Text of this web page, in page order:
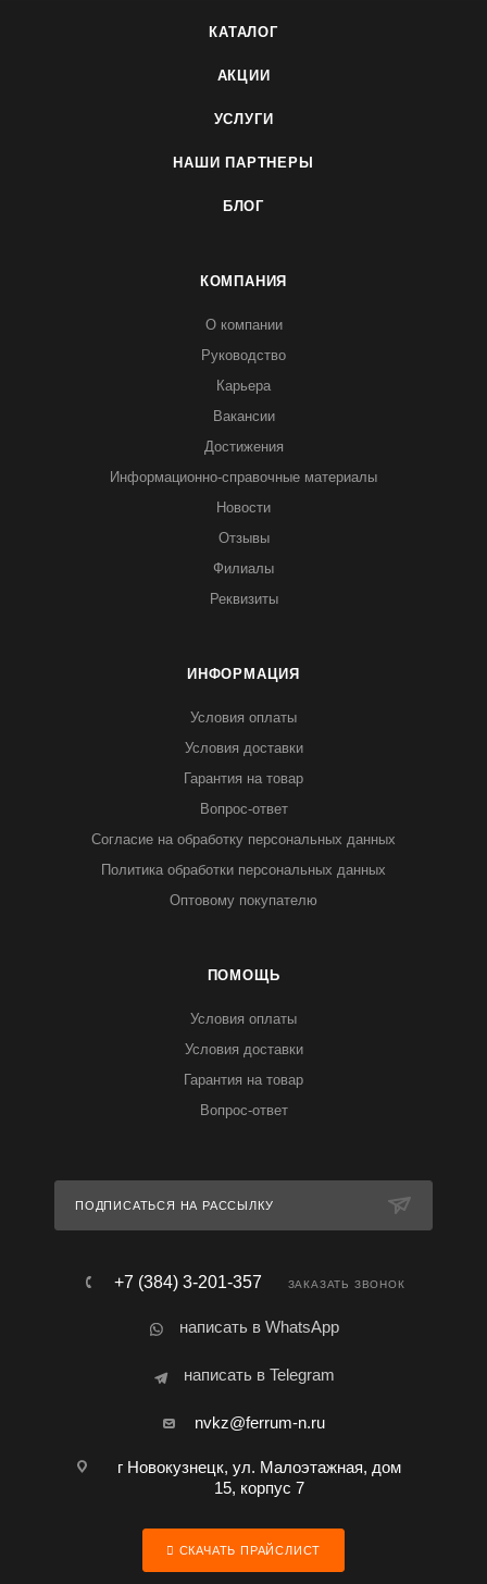
КАТАЛОГ
АКЦИИ
УСЛУГИ
НАШИ ПАРТНЕРЫ
БЛОГ
КОМПАНИЯ
О компании
Руководство
Карьера
Вакансии
Достижения
Информационно-справочные материалы
Новости
Отзывы
Филиалы
Реквизиты
ИНФОРМАЦИЯ
Условия оплаты
Условия доставки
Гарантия на товар
Вопрос-ответ
Согласие на обработку персональных данных
Политика обработки персональных данных
Оптовому покупателю
ПОМОЩЬ
Условия оплаты
Условия доставки
Гарантия на товар
Вопрос-ответ
ПОДПИСАТЬСЯ НА РАССЫЛКУ
+7 (384) 3-201-357 ЗАКАЗАТЬ ЗВОНОК
написать в WhatsApp
написать в Telegram
nvkz@ferrum-n.ru
г Новокузнецк, ул. Малоэтажная, дом
15, корпус 7
СКАЧАТЬ ПРАЙСЛИСТ